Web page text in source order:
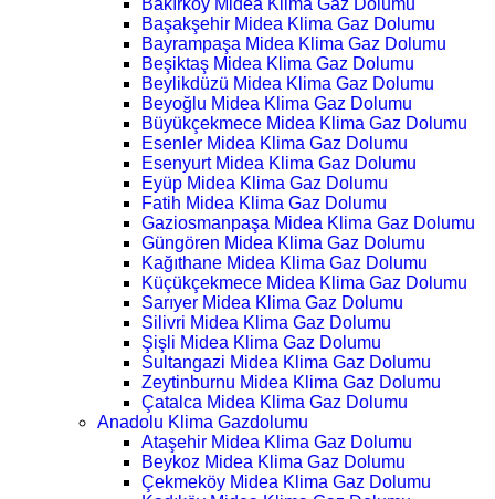
Bakırköy Midea Klima Gaz Dolumu
Başakşehir Midea Klima Gaz Dolumu
Bayrampaşa Midea Klima Gaz Dolumu
Beşiktaş Midea Klima Gaz Dolumu
Beylikdüzü Midea Klima Gaz Dolumu
Beyoğlu Midea Klima Gaz Dolumu
Büyükçekmece Midea Klima Gaz Dolumu
Esenler Midea Klima Gaz Dolumu
Esenyurt Midea Klima Gaz Dolumu
Eyüp Midea Klima Gaz Dolumu
Fatih Midea Klima Gaz Dolumu
Gaziosmanpaşa Midea Klima Gaz Dolumu
Güngören Midea Klima Gaz Dolumu
Kağıthane Midea Klima Gaz Dolumu
Küçükçekmece Midea Klima Gaz Dolumu
Sarıyer Midea Klima Gaz Dolumu
Silivri Midea Klima Gaz Dolumu
Şişli Midea Klima Gaz Dolumu
Sultangazi Midea Klima Gaz Dolumu
Zeytinburnu Midea Klima Gaz Dolumu
Çatalca Midea Klima Gaz Dolumu
Anadolu Klima Gazdolumu
Ataşehir Midea Klima Gaz Dolumu
Beykoz Midea Klima Gaz Dolumu
Çekmeköy Midea Klima Gaz Dolumu